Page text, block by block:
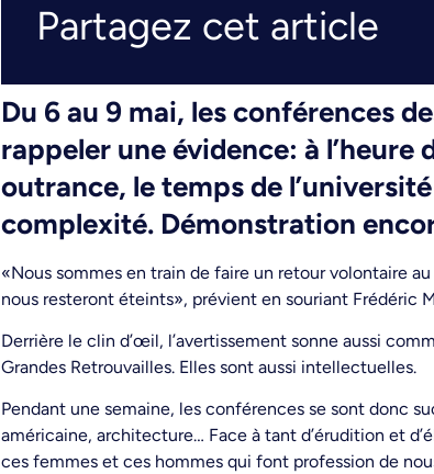
Partagez cet article
Du 6 au 9 mai, les conférences
rappeler une évidence: à
outrance, le temps de
complexité. Démonstration
«Nous sommes en train de faire un retour volontaire
nous resteront éteints», prévient en souriant Frédéric
Derrière le clin d’œil, l’avertissement sonne aussi
Grandes Retrouvailles. Elles sont aussi intellectuelles.
Pendant une semaine, les conférences se sont donc
américaine, architecture… Face à tant d’érudition et
ces femmes et ces hommes qui font profession de